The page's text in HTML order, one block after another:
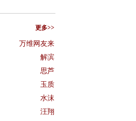
更多>>
万维网友来
解滨
思芦
玉质
水沫
汪翔